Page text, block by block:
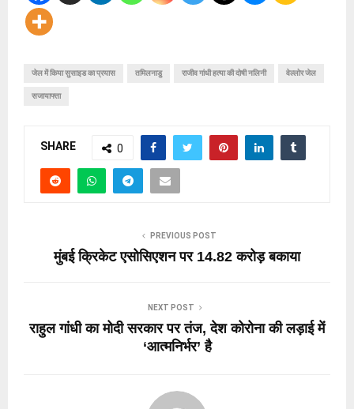
जेल में किया सुसाइड का प्रयास तमिलनाडु राजीव गांधी हत्या की दोषी नलिनी वेल्लोर जेल
सजायाफ्ता
SHARE 0
PREVIOUS POST
मुंबई क्रिकेट एसोसिएशन पर 14.82 करोड़ बकाया
NEXT POST
राहुल गांधी का मोदी सरकार पर तंज, देश कोरोना की लड़ाई में
‘आत्मनिर्भर’ है